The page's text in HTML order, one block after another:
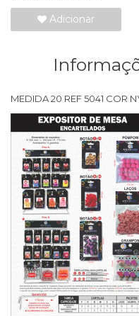
Adicionar
MEDIDA 20 REF 5041 COR